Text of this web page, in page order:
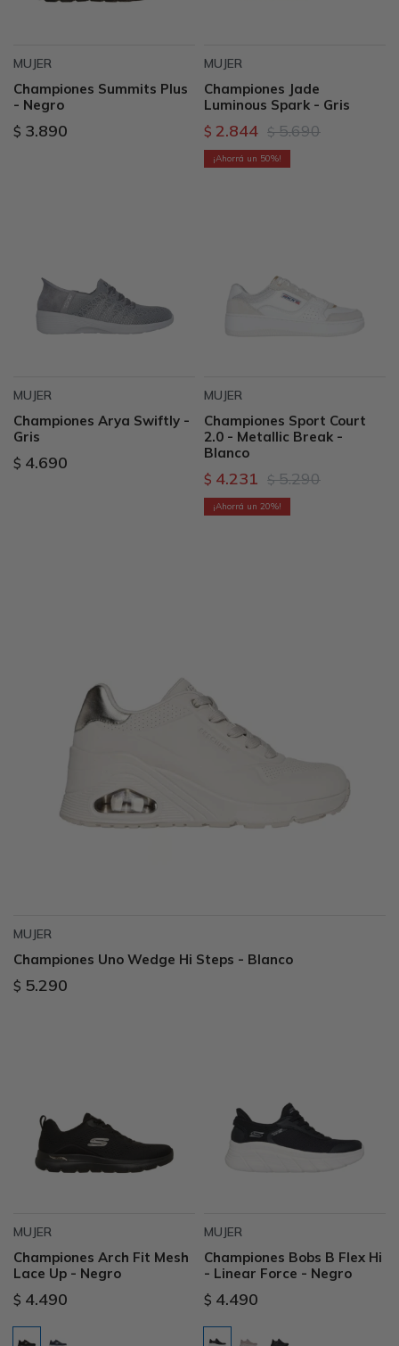
MUJER
Championes Summits Plus
- Negro
$ 3.890
MUJER
Championes Jade
Luminous Spark - Gris
$ 2.844 $ 5.690
50
MUJER
Championes Arya Swiftly -
Gris
$ 4.690
MUJER
Championes Sport Court
2.0 - Metallic Break -
Blanco
$ 4.231 $ 5.290
20
MUJER
Championes Uno Wedge Hi Steps - Blanco
$ 5.290
MUJER
Championes Arch Fit Mesh
Lace Up - Negro
$ 4.490
MUJER
Championes Bobs B Flex Hi
- Linear Force - Negro
$ 4.490